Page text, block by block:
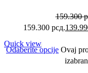
159.300
159.300 рсд.
Quick view
Odaberite opcije Ovaj